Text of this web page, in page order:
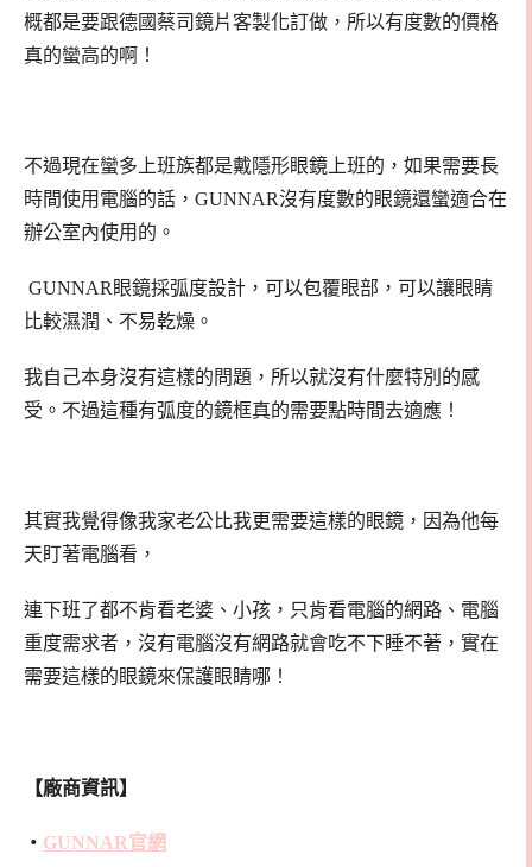
概都是要跟德國蔡司鏡片客製化訂做，所以有度數的價格
真的蠻高的啊！
不過現在蠻多上班族都是戴隱形眼鏡上班的，如果需要長
時間使用電腦的話，GUNNAR沒有度數的眼鏡還蠻適合在
辦公室內使用的。
GUNNAR眼鏡採弧度設計，可以包覆眼部，可以讓眼睛
比較濕潤、不易乾燥。
我自己本身沒有這樣的問題，所以就沒有什麼特別的感
受。不過這種有弧度的鏡框真的需要點時間去適應！
其實我覺得像我家老公比我更需要這樣的眼鏡，因為他每
天盯著電腦看，
連下班了都不肯看老婆、小孩，只肯看電腦的網路、電腦
重度需求者，沒有電腦沒有網路就會吃不下睡不著，實在
需要這樣的眼鏡來保護眼睛哪！
【廠商資訊】
‧ GUNNAR官網